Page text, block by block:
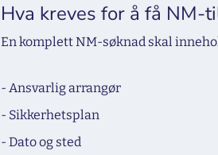
Hva kreves for å få NM-
En komplett NM-søknad skal
- Ansvarlig arrangør
- Sikkerhetsplan
- Dato og sted